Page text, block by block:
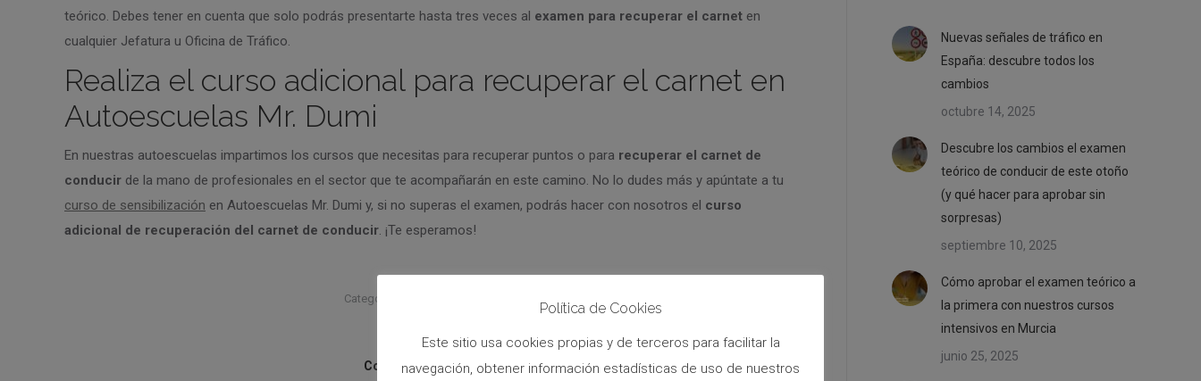
teórico. Debes tener en cuenta que solo podrás presentarte hasta tres veces al examen para recuperar el carnet en
cualquier Jefatura u Oficina de Tráfico.
Realiza el curso adicional para recuperar el carnet en
Autoescuelas Mr. Dumi
En nuestras autoescuelas impartimos los cursos que necesitas para recuperar puntos o para recuperar el carnet de
conducir de la mano de profesionales en el sector que te acompañarán en este camino. No lo dudes más y apúntate a tu
curso de sensibilización en Autoescuelas Mr. Dumi y, si no superas el examen, podrás hacer con nosotros el curso
adicional de recuperación del carnet de conducir . ¡Te esperamos!
Category:
Compartir este artículo
Nuevas señales de tráfico en
España: descubre todos los
cambios
octubre 14, 2025
Descubre los cambios el examen
teórico de conducir de este otoño
(y qué hacer para aprobar sin
sorpresas)
septiembre 10, 2025
Cómo aprobar el examen teórico a
la primera con nuestros cursos
intensivos en Murcia
junio 25, 2025
Política de Cookies
Este sitio usa cookies propias y de terceros para facilitar la
navegación, obtener información estadísticas de uso de nuestros